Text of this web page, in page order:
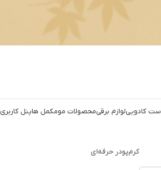
ست کادوييلوازم برقيمحصولات مومکمل هاپنل کاربری
کرم‌پودر حرفه‌ای